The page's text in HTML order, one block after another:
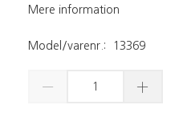
Mere information
Model/varenr.: 13369